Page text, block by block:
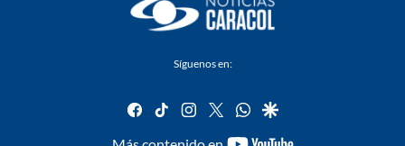
Síguenos en:
facebook
tiktok instagram
twitterwhatsapp
google
youtube-